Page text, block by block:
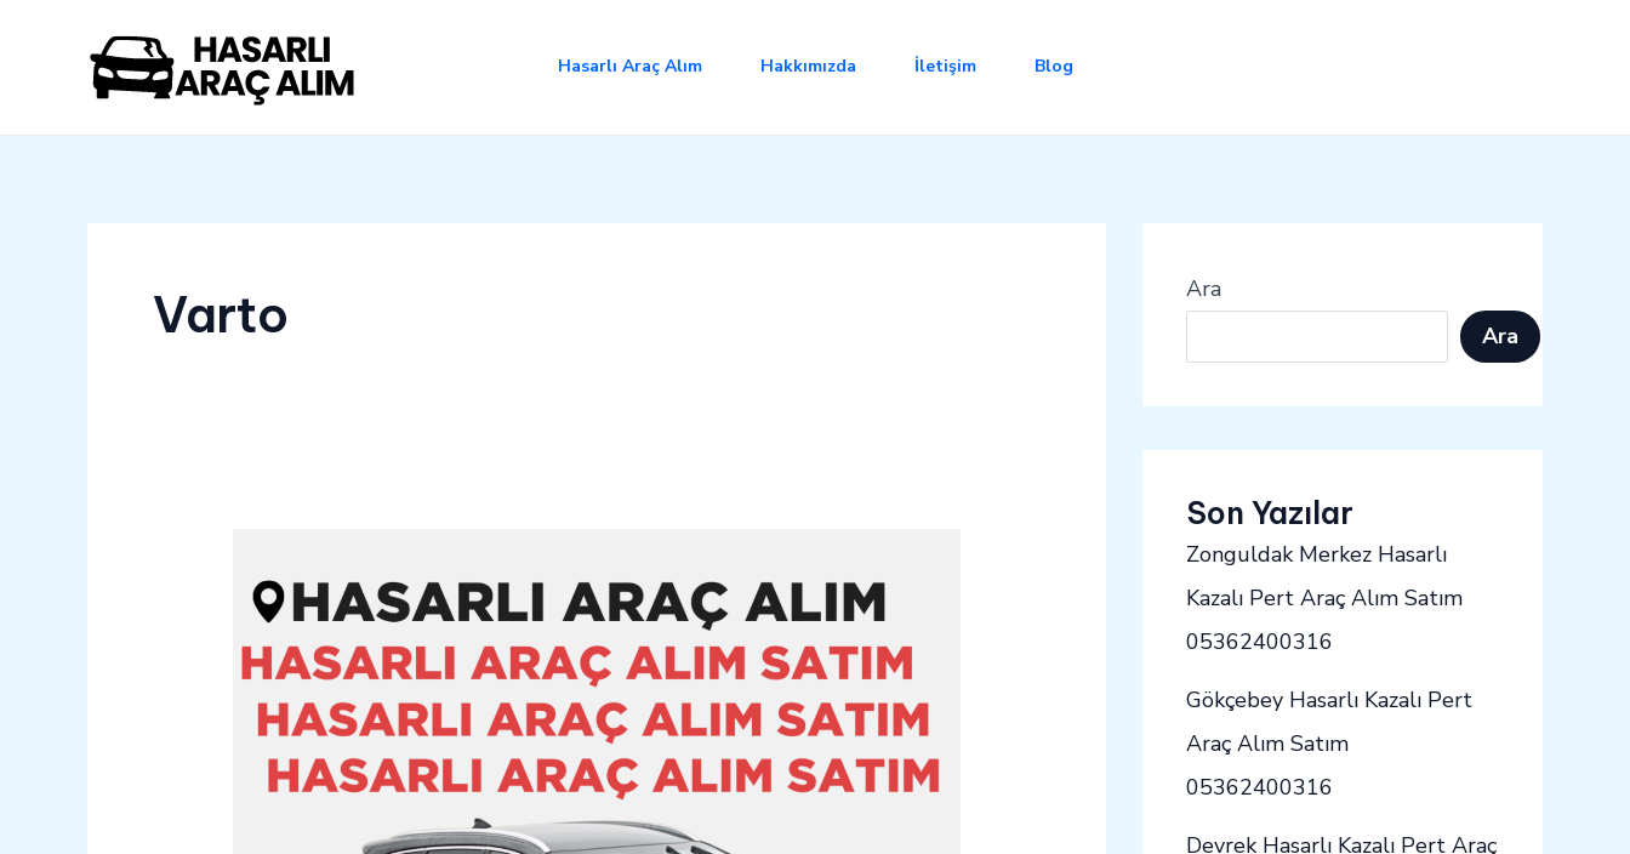
Hasarlı Araç Alım Hakkımızda İletişim Blog
Varto
Hasarlı
Kazalı
Pert
Araç
Alım
Satım
05362400316
Ara
Ara
Son Yazılar
Zonguldak Merkez Hasarlı
Kazalı Pert Araç Alım Satım
05362400316
Gökçebey Hasarlı Kazalı Pert
Araç Alım Satım
05362400316
Devrek Hasarlı Kazalı Pert Araç